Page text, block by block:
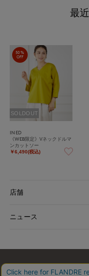
最
50%
OFF
SOLDOUT
INED
《WEB限定》Vネックドルマ
ンカットソー
￥6,490(税込)
店舗
ニュース